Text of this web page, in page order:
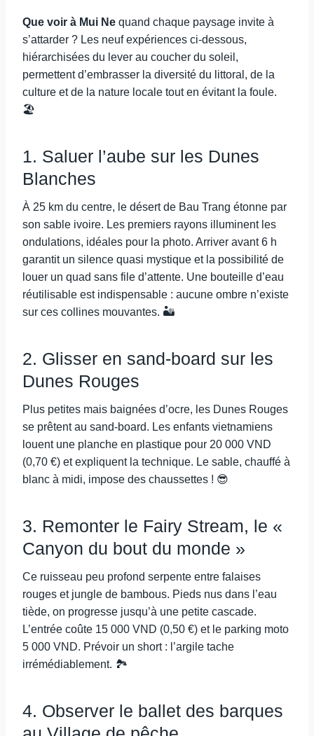
Que voir à Mui Ne quand chaque paysage invite à
s’attarder ? Les neuf expériences ci-dessous,
hiérarchisées du lever au coucher du soleil,
permettent d’embrasser la diversité du littoral, de la
culture et de la nature locale tout en évitant la foule.
🏖️
1. Saluer l’aube sur les Dunes
Blanches
À 25 km du centre, le désert de Bau Trang étonne par
son sable ivoire. Les premiers rayons illuminent les
ondulations, idéales pour la photo. Arriver avant 6 h
garantit un silence quasi mystique et la possibilité de
louer un quad sans file d’attente. Une bouteille d’eau
réutilisable est indispensable : aucune ombre n’existe
sur ces collines mouvantes. 🏜️
2. Glisser en sand-board sur les
Dunes Rouges
Plus petites mais baignées d’ocre, les Dunes Rouges
se prêtent au sand-board. Les enfants vietnamiens
louent une planche en plastique pour 20 000 VND
(0,70 €) et expliquent la technique. Le sable, chauffé à
blanc à midi, impose des chaussettes ! 😎
3. Remonter le Fairy Stream, le «
Canyon du bout du monde »
Ce ruisseau peu profond serpente entre falaises
rouges et jungle de bambous. Pieds nus dans l’eau
tiède, on progresse jusqu’à une petite cascade.
L’entrée coûte 15 000 VND (0,50 €) et le parking moto
5 000 VND. Prévoir un short : l’argile tache
irrémédiablement. 🏞️
4. Observer le ballet des barques